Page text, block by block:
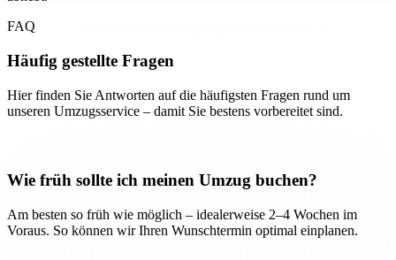
FAQ
Häufig gestellte Fragen
Hier finden Sie Antworten auf die häufigsten Fragen rund um
unseren Umzugsservice – damit Sie bestens vorbereitet sind.
Wie früh sollte ich meinen Umzug buchen?
Am besten so früh wie möglich – idealerweise 2–4 Wochen im
Voraus. So können wir Ihren Wunschtermin optimal einplanen.